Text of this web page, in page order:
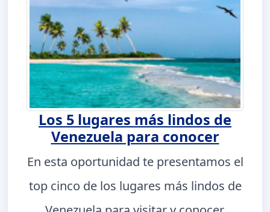
Los 5 lugares más lindos de
Venezuela para conocer
En esta oportunidad te presentamos el
top cinco de los lugares más lindos de